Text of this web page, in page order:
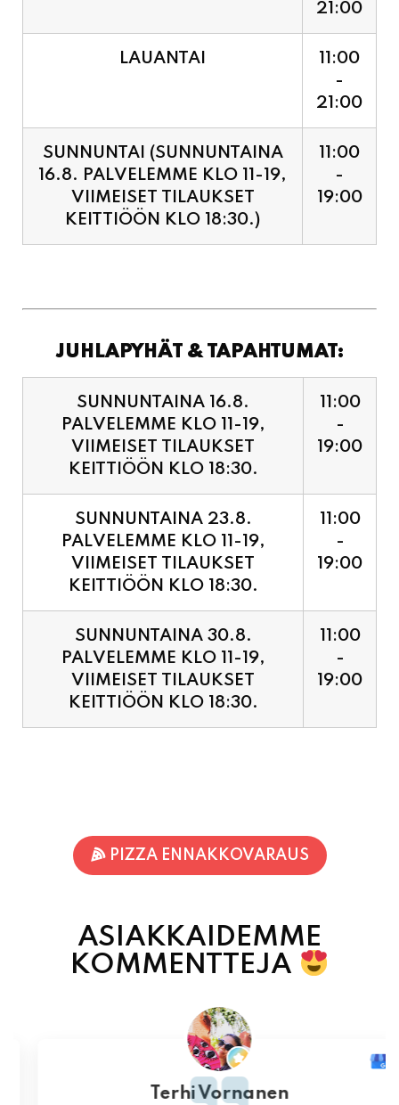
21:00
LAUANTAI
11:00
-
21:00
SUNNUNTAI (SUNNUNTAINA
16.8. PALVELEMME KLO 11-19,
VIIMEISET TILAUKSET
KEITTIÖÖN KLO 18:30.)
11:00
-
19:00
JUHLAPYHÄT & TAPAHTUMAT:
SUNNUNTAINA 16.8.
PALVELEMME KLO 11-19,
VIIMEISET TILAUKSET
KEITTIÖÖN KLO 18:30.
11:00
-
19:00
SUNNUNTAINA 23.8.
PALVELEMME KLO 11-19,
VIIMEISET TILAUKSET
KEITTIÖÖN KLO 18:30.
11:00
-
19:00
SUNNUNTAINA 30.8.
PALVELEMME KLO 11-19,
VIIMEISET TILAUKSET
KEITTIÖÖN KLO 18:30.
11:00
-
19:00
PIZZA ENNAKKOVARAUS
ASIAKKAIDEMME
KOMMENTTEJA
Terhi Vornanen